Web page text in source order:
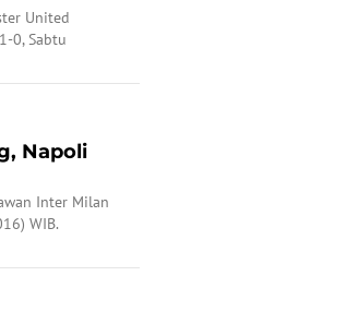
United
0, Sabtu
Napoli
Inter Milan
WIB.